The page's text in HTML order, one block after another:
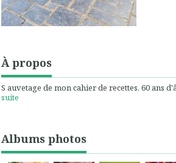
À propos
S auvetage de mon cahier de recettes, 60 ans
suite
Albums photos